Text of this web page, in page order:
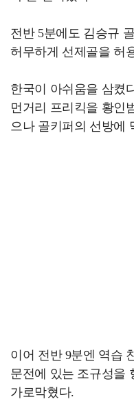
전반 5분에도 김승규
허무하게 선제골을 허
한국이 아쉬움을 삼켰
먼거리 프리킥을 황인
으나 골키퍼의 선방에
이어 전반 9분엔 역습
문전에 있는 조규성을
가로막혔다.